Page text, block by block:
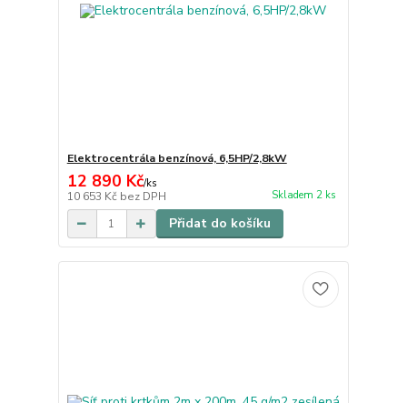
Elektrocentrála benzínová, 6,5HP/2,8kW
12 890 Kč/ks
10 653 Kč bez DPH Skladem 2 ks
Přidat do košíku